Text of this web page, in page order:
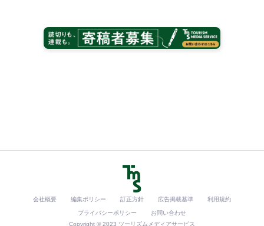
会社概要 編集ポリシー 訂正方針 広告掲載基準 利用規約
プライバシーポリシー
お問い合わせ
Copyright © 2023 ツーリズムメディアサービス